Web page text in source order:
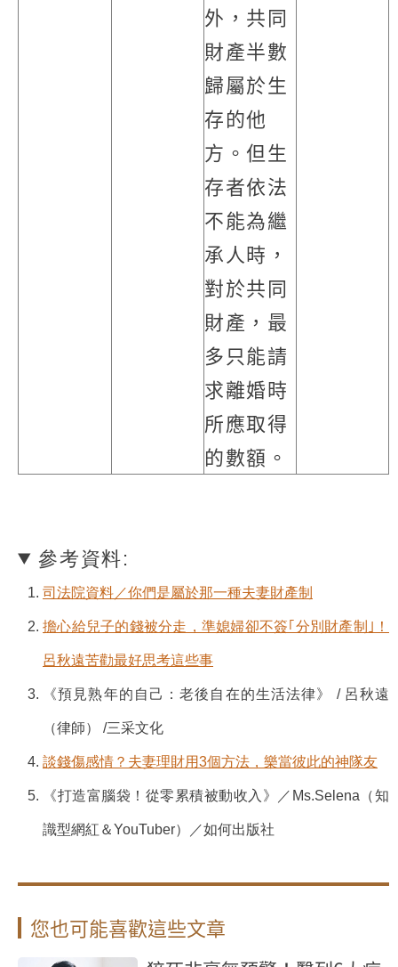
外，共同
財產半數
歸屬於生
存的他
方。但生
存者依法
不能為繼
承人時，
對於共同
財產，最
多只能請
求離婚時
所應取得
的數額。
參考資料:
司法院資料／你們是屬於那一種夫妻財產制
擔心給兒子的錢被分走，準媳婦卻不簽｢分別財產制｣！
呂秋遠苦勸最好思考這些事
《預見熟年的自己：老後自在的生活法律》 / 呂秋遠
（律師） /三采文化
談錢傷感情？夫妻理財用3個方法，樂當彼此的神隊友
《打造富腦袋！從零累積被動收入》／Ms.Selena（知
識型網紅＆YouTuber）／如何出版社
您也可能喜歡這些文章